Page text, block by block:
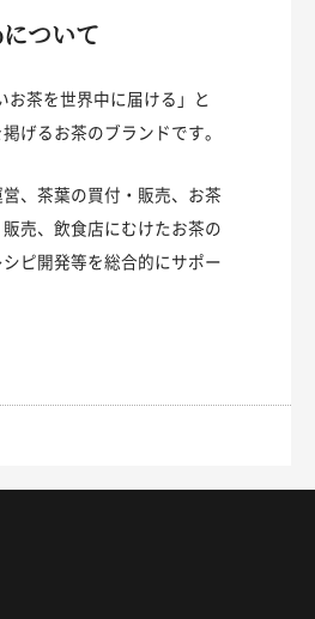
ついて
お茶を世界中に届ける」と
げるお茶のブランドです。
、茶葉の買付・販売、お茶
売、飲食店にむけたお茶の
ピ開発等を総合的にサポー